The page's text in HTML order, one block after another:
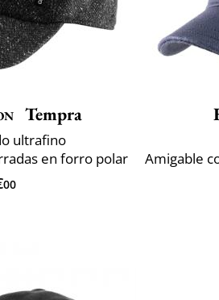
Tempra
ultrafino
en forro polar
00